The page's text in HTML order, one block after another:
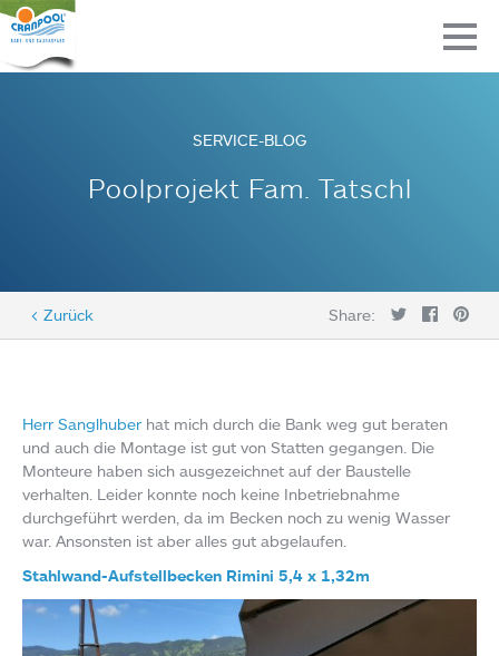
SERVICE-BLOG
Poolprojekt Fam. Tatschl
< Zurück Share:
Herr Sanglhuberhat mich durch die Bank weg gut beraten
und auch die Montage ist gut von Statten gegangen. Die
Monteure haben sich ausgezeichnet auf der Baustelle
verhalten. Leider konnte noch keine Inbetriebnahme
durchgeführt werden, da im Becken noch zu wenig Wasser
war. Ansonsten ist aber alles gut abgelaufen.
Stahlwand-Aufstellbecken Rimini 5,4 x 1,32m